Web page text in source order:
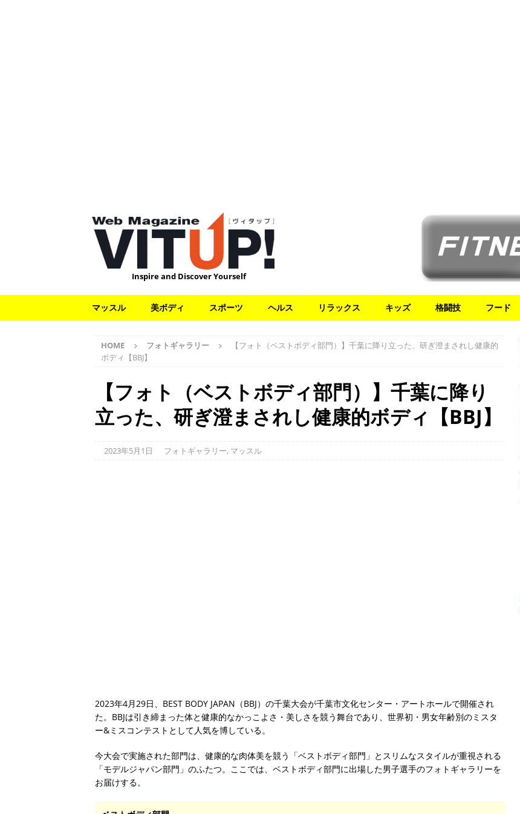
Inspire and Discover Yourself
マッスル 美ボディ スポーツ ヘルス リラックス キッズ 格闘技 フード
HOME フォトギャラリー
【フォト（ベストボディ部門）】千葉に降り立った、研ぎ澄まされし健康的
ボディ【BBJ】
【フォト（ベストボディ部門）】千葉に降り
立った、研ぎ澄まされし健康的ボディ【BBJ】
2023年5月1日 フォトギャラリー, マッスル
2023年4月29日、BEST BODY JAPAN（BBJ）の千葉大会が千葉市文化センター・アートホールで開催され
た。BBJは引き締まった体と健康的なかっこよさ・美しさを競う舞台であり、世界初・男女年齢別のミスタ
ー&ミスコンテストとして人気を博している。
今大会で実施された部門は、健康的な肉体美を競う「ベストボディ部門」とスリムなスタイルが重視される
「モデルジャパン部門」のふたつ。ここでは、ベストボディ部門に出場した男子選手のフォトギャラリーを
お届けする。